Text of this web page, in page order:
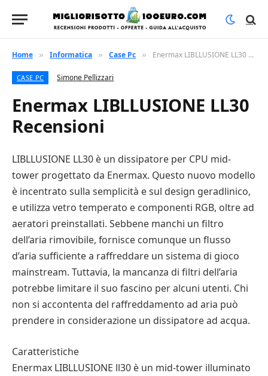
Home » Informatica » Case Pc » Enermax LIBLLUSIONE LL30 Recensioni
CASE PC Simone Pellizzari
Enermax LIBLLUSIONE LL30
Recensioni
LIBLLUSIONE LL30 è un dissipatore per CPU mid-
tower progettato da Enermax. Questo nuovo modello
è incentrato sulla semplicità e sul design geradlinico,
e utilizza vetro temperato e componenti RGB, oltre ad
aeratori preinstallati. Sebbene manchi un filtro
dell’aria rimovibile, fornisce comunque un flusso
d’aria sufficiente a raffreddare un sistema di gioco
mainstream. Tuttavia, la mancanza di filtri dell’aria
potrebbe limitare il suo fascino per alcuni utenti. Chi
non si accontenta del raffreddamento ad aria può
prendere in considerazione un dissipatore ad acqua.
Caratteristiche
Enermax LIBLLUSIONE ll30 è un mid-tower illuminato